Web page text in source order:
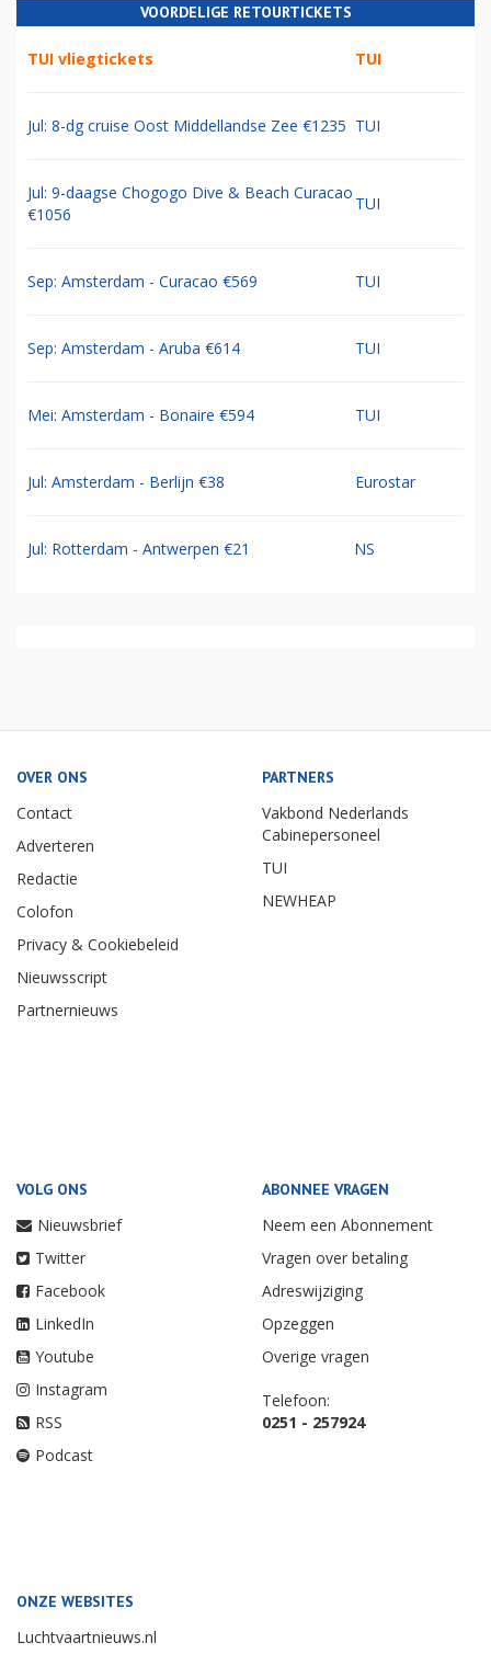
VOORDELIGE RETOURTICKETS
TUI vliegtickets TUI
Jul: 8-dg cruise Oost Middellandse Zee €1235 TUI
Jul: 9-daagse Chogogo Dive & Beach Curacao
€1056
TUI
Sep: Amsterdam - Curacao €569 TUI
Sep: Amsterdam - Aruba €614 TUI
Mei: Amsterdam - Bonaire €594 TUI
Jul: Amsterdam - Berlijn €38 Eurostar
Jul: Rotterdam - Antwerpen €21 NS
OVER ONS
Contact
Adverteren
Redactie
Colofon
Privacy & Cookiebeleid
Nieuwsscript
Partnernieuws
PARTNERS
Vakbond Nederlands
Cabinepersoneel
TUI
NEWHEAP
VOLG ONS
Nieuwsbrief
Twitter
Facebook
LinkedIn
Youtube
Instagram
RSS
Podcast
ABONNEE VRAGEN
Neem een Abonnement
Vragen over betaling
Adreswijziging
Opzeggen
Overige vragen
Telefoon:
0251 - 257924
ONZE WEBSITES
Luchtvaartnieuws.nl